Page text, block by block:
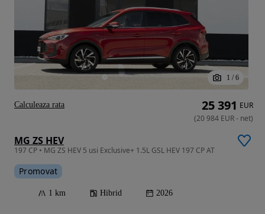
1 / 6
MG ZS HEV
197 CP • MG ZS HEV 5 usi Exclusive+ 1.5L GSL HEV 197 CP AT
Promovat
1 km Hibrid 2026
25 391 EUR
(20 984 EUR- net)
Calculeaza rata